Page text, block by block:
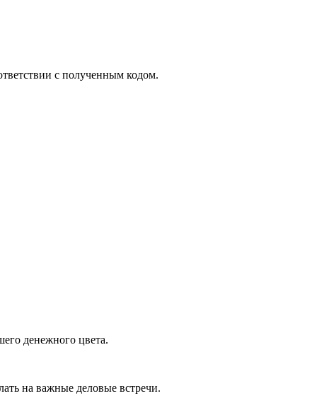
с полученным кодом.
денежного цвета.
на важные деловые встречи.